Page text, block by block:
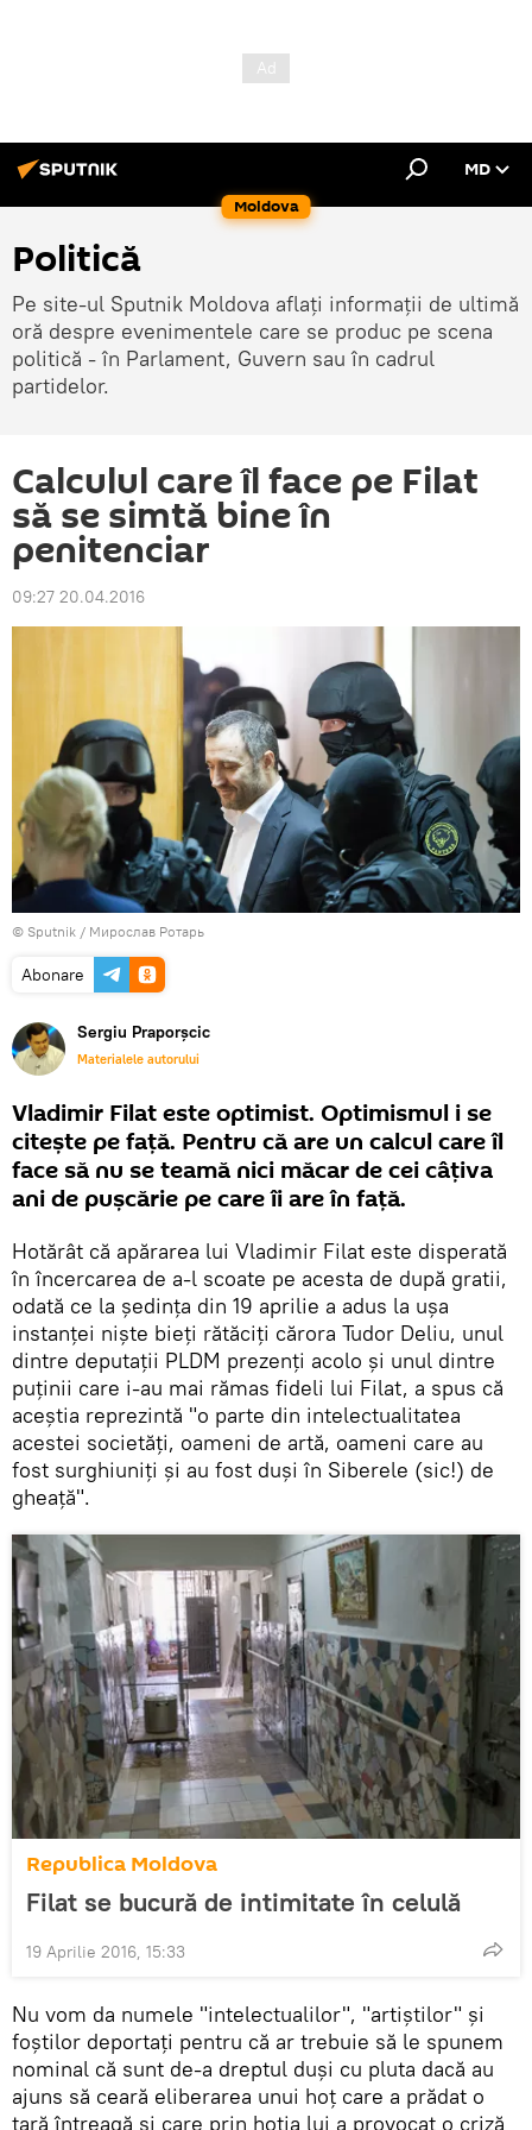
Moldova
MD
Politică
Pe site-ul Sputnik Moldova aflați informații de ultimă
oră despre evenimentele care se produc pe scena
politică - în Parlament, Guvern sau în cadrul
partidelor.
Calculul care îl face pe Filat
să se simtă bine în
penitenciar
09:27 20.04.2016
© Sputnik / Мирослав Ротарь
Abonare
Sergiu Praporșcic
Materialele autorului
Vladimir Filat este optimist. Optimismul i se
citește pe față. Pentru că are un calcul care îl
face să nu se teamă nici măcar de cei câțiva
ani de pușcărie pe care îi are în față.
Hotărât că apărarea lui Vladimir Filat este disperată
în încercarea de a-l scoate pe acesta de după gratii,
odată ce la ședința din 19 aprilie a adus la ușa
instanței niște bieți rătăciți cărora Tudor Deliu, unul
dintre deputații PLDM prezenți acolo și unul dintre
puținii care i-au mai rămas fideli lui Filat, a spus că
aceștia reprezintă "o parte din intelectualitatea
acestei societăți, oameni de artă, oameni care au
fost surghiuniți și au fost duși în Siberele (sic!) de
gheață".
Republica Moldova
Filat se bucură de intimitate în celulă
19 Aprilie 2016, 15:33
Nu vom da numele "intelectualilor", "artiștilor" și
foștilor deportați pentru că ar trebuie să le spunem
nominal că sunt de-a dreptul duși cu pluta dacă au
ajuns să ceară eliberarea unui hoț care a prădat o
țară întreagă și care prin hoția lui a provocat o criză